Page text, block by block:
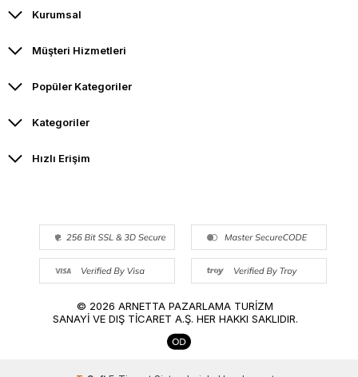
Kurumsal
Müşteri Hizmetleri
Popüler Kategoriler
Kategoriler
Hızlı Erişim
© 2026 ARNETTA PAZARLAMA TURİZM
SANAYİ VE DIŞ TİCARET A.Ş. HER HAKKI SAKLIDIR.